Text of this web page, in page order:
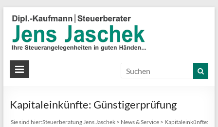
Kapitaleinkünfte: Günstigerprüfung
Sie sind hier:Steuerberatung Jens Jaschek > News & Service > Kapitaleinkünfte: